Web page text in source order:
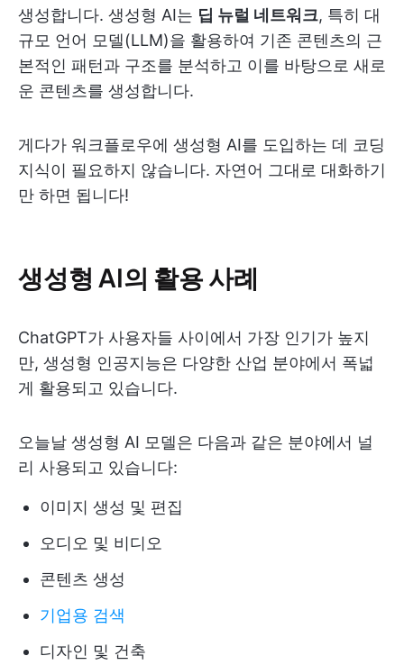
생성합니다. 생성형 AI는 딥 뉴럴 네트워크, 특히 대
규모 언어 모델(LLM)을 활용하여 기존 콘텐츠의 근
본적인 패턴과 구조를 분석하고 이를 바탕으로 새로
운 콘텐츠를 생성합니다.
게다가 워크플로우에 생성형 AI를 도입하는 데 코딩
지식이 필요하지 않습니다. 자연어 그대로 대화하기
만 하면 됩니다!
생성형 AI의 활용 사례
ChatGPT가 사용자들 사이에서 가장 인기가 높지
만, 생성형 인공지능은 다양한 산업 분야에서 폭넓
게 활용되고 있습니다.
오늘날 생성형 AI 모델은 다음과 같은 분야에서 널
리 사용되고 있습니다:
이미지 생성 및 편집
오디오 및 비디오
콘텐츠 생성
기업용 검색
디자인 및 건축